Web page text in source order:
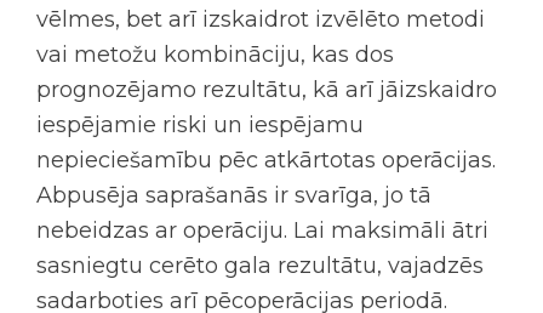
vēlmes, bet arī izskaidrot izvēlēto metodi
vai metožu kombināciju, kas dos
prognozējamo rezultātu, kā arī jāizskaidro
iespējamie riski un iespējamu
nepieciešamību pēc atkārtotas operācijas.
Abpusēja saprašanās ir svarīga, jo tā
nebeidzas ar operāciju. Lai maksimāli ātri
sasniegtu cerēto gala rezultātu, vajadzēs
sadarboties arī pēcoperācijas periodā.